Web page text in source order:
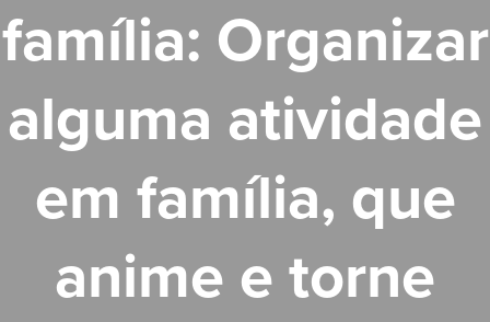
família: Organizar
alguma atividade
em família, que
anime e torne